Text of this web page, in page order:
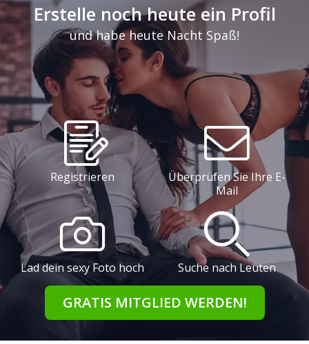
Erstelle noch heute ein Profil
und habe heute Nacht Spaß!
Registrieren
Überprüfen Sie Ihre E-
Mail
Lad dein sexy Foto hoch Suche nach Leuten
GRATIS MITGLIED WERDEN!